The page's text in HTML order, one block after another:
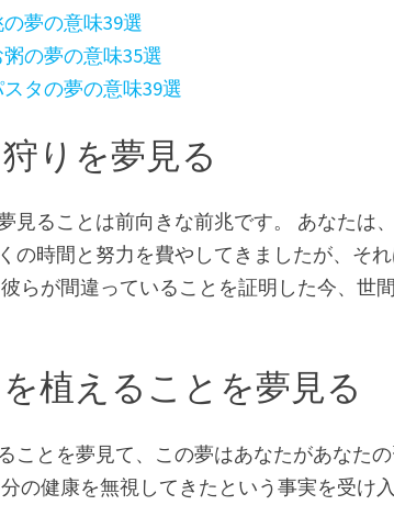
の夢の意味39選
粥の夢の意味35選
スタの夢の意味39選
りを夢見る
見ることは前向きな前兆です。 あなたは
の時間と努力を費やしてきましたが、そ
らが間違っていることを証明した今、世
植えることを夢見る
ことを夢見て、この夢はあなたがあなた
の健康を無視してきたという事実を受け